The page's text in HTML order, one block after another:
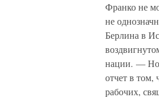
Франко не
не
Берлина в
нации. — Но
отчет в том,
рабочих,